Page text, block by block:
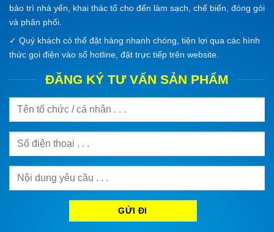
bảo trì nhà yến, khai thác tổ cho đến làm sạch, chế biến, đóng gói
và phân phối.
✓ Quý khách có thể đặt hàng nhanh chóng, tiện lợi qua các hình
thức gọi điện vào số hotline, đặt trực tiếp trên website.
ĐĂNG KÝ TƯ VẤN SẢN PHẨM